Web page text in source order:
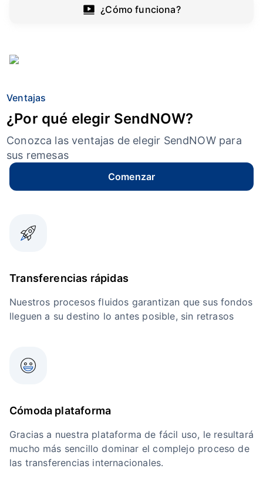
¿Cómo funciona?
Ventajas
¿Por qué elegir SendNOW?
Conozca las ventajas de elegir SendNOW para
sus remesas
Comenzar
Transferencias rápidas
Nuestros procesos fluidos garantizan que sus fondos
lleguen a su destino lo antes posible, sin retrasos
Cómoda plataforma
Gracias a nuestra plataforma de fácil uso, le resultará
mucho más sencillo dominar el complejo proceso de
las transferencias internacionales.